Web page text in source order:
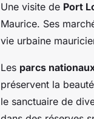
Une visite de Port
Maurice. Ses
vie urbaine
Les parcs
préservent la
le sanctuaire de